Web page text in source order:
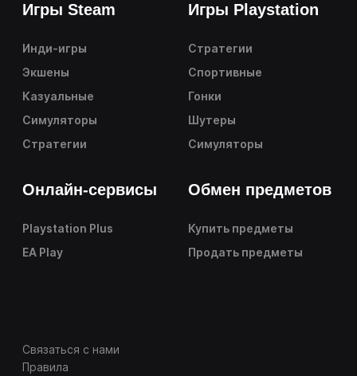
Игры Steam
Инди-игры
Экшены
Казуальные
Симуляторы
Стратегии
Игры Playstation
Стратегии
Спортивные
Гонки
Шутеры
Симуляторы
Онлайн-сервисы
Playstation Plus
EA Play
Обмен предметов
Купить предметы
Продать предметы
Связаться с нами
Правила